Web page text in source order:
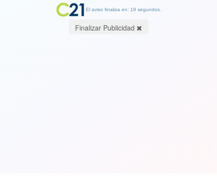
El aviso finaliza en: 18 segundos.
Finalizar Publicidad